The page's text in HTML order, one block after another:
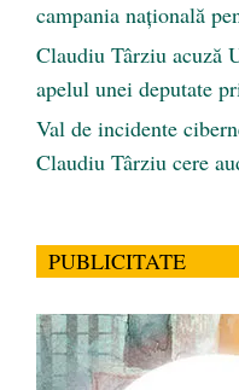
campania națională
Claudiu Târziu acuză
apelul unei deputate
Val de incidente
Claudiu Târziu cere
PUBLICITATE